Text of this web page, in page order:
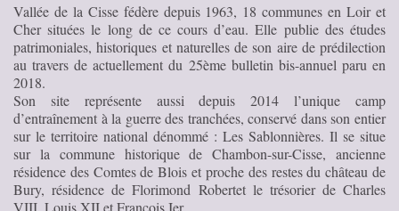
Vallée de la Cisse fédère depuis 1963, 18 communes en Loir et
Cher situées le long de ce cours d’eau. Elle publie des études
patrimoniales, historiques et naturelles de son aire de prédilection
au travers de actuellement du 25ème bulletin bis-annuel paru en
2018.
Son site représente aussi depuis 2014 l’unique camp
d’entraînement à la guerre des tranchées, conservé dans son entier
sur le territoire national dénommé : Les Sablonnières. Il se situe
sur la commune historique de Chambon-sur-Cisse, ancienne
résidence des Comtes de Blois et proche des restes du château de
Bury, résidence de Florimond Robertet le trésorier de Charles
VIII, Louis XII et François Ier.